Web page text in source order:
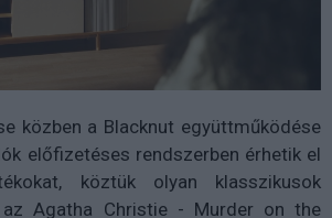
közben a Blacknut együttműködése
előfizetéses rendszerben érhetik el
köztük olyan klasszikusok
Agatha Christie - Murder on the